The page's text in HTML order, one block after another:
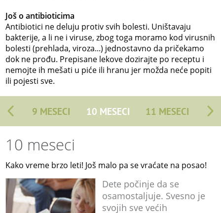
Još o antibioticima
Antibiotici ne deluju protiv svih bolesti. Uništavaju
bakterije, a li ne i viruse, zbog toga moramo kod virusnih
bolesti (prehlada, viroza...) jednostavno da pričekamo
dok ne prođu. Prepisane lekove dozirajte po receptu i
nemojte ih mešati u piće ili hranu jer možda neće popiti
ili pojesti sve.
9 MESECI 10 MESECI 11 MESECI
10 meseci
Kako vreme brzo leti! Još malo pa se vraćate na posao!
Dete počinje da se
osamostaljuje. Svesno je
svojih sve većih